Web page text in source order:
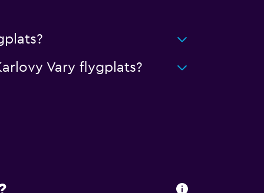
Vary flygplats?